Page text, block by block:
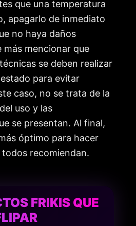
que una temperatura
apagarlo de inmediato
no haya daños
más mencionar que
se deben realizar
para evitar
caso, no se trata de la
uso y las
se presentan. Al final,
óptimo para hacer
todos recomiendan.
FRIKIS QUE